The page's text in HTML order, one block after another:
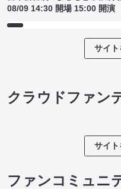
08/09 14:30 開場 15:00 開演
サイト
クラウドファン
サイト
ファンコミュニ